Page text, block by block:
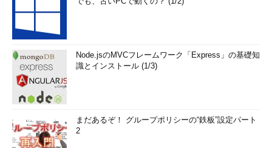
Node.jsのMVCフレームワーク「Express」の基礎知
識とインストール (1/3)
まだあるぞ！ グループポリシーの“鉄板”設定パート
2